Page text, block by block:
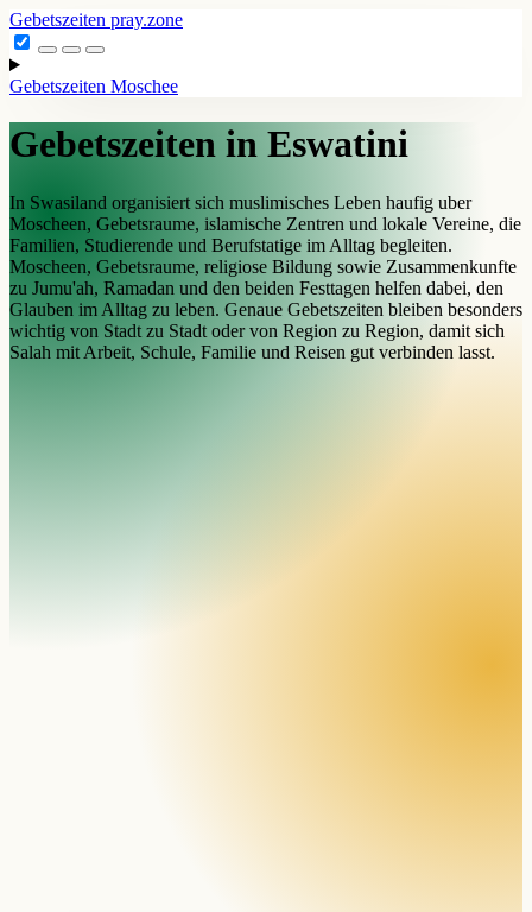
Gebetszeiten pray.zone
Gebetszeiten Moschee
Gebetszeiten in Eswatini
In Swasiland organisiert sich muslimisches Leben haufig uber
Moscheen, Gebetsraume, islamische Zentren und lokale Vereine, die
Familien, Studierende und Berufstatige im Alltag begleiten.
Moscheen, Gebetsraume, religiose Bildung sowie Zusammenkunfte
zu Jumu'ah, Ramadan und den beiden Festtagen helfen dabei, den
Glauben im Alltag zu leben. Genaue Gebetszeiten bleiben besonders
wichtig von Stadt zu Stadt oder von Region zu Region, damit sich
Salah mit Arbeit, Schule, Familie und Reisen gut verbinden lasst.